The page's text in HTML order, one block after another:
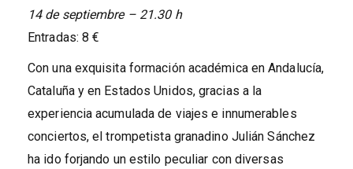
14 de septiembre – 21.30 h
Entradas: 8 €
Con una exquisita formación académica en Andalucía,
Cataluña y en Estados Unidos, gracias a la
experiencia acumulada de viajes e innumerables
conciertos, el trompetista granadino Julián Sánchez
ha ido forjando un estilo peculiar con diversas